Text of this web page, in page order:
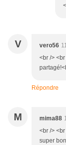
V vero56
<br />
Répondre
M mima88
<br />
super